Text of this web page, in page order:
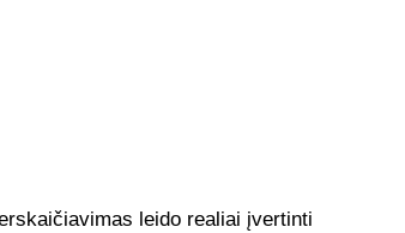
leido realiai įvertinti